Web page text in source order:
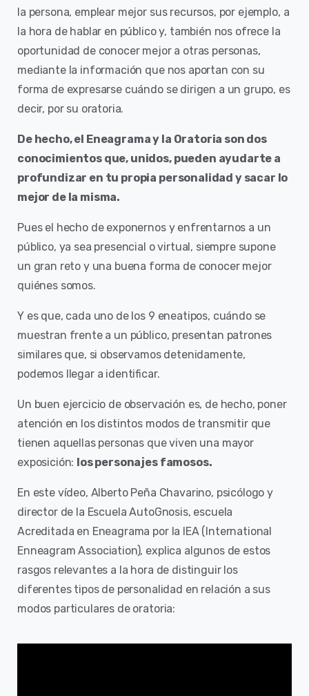
la persona, emplear mejor sus recursos, por ejemplo, a
la hora de hablar en público y, también nos ofrece la
oportunidad de conocer mejor a otras personas,
mediante la información que nos aportan con su
forma de expresarse cuándo se dirigen a un grupo, es
decir, por su oratoria.
De hecho, el Eneagrama y la Oratoria son dos
conocimientos que, unidos, pueden ayudarte a
profundizar en tu propia personalidad y sacar lo
mejor de la misma.
Pues el hecho de exponernos y enfrentarnos a un
público, ya sea presencial o virtual, siempre supone
un gran reto y una buena forma de conocer mejor
quiénes somos.
Y es que, cada uno de los 9 eneatipos, cuándo se
muestran frente a un público, presentan patrones
similares que, si observamos detenidamente,
podemos llegar a identificar.
Un buen ejercicio de observación es, de hecho, poner
atención en los distintos modos de transmitir que
tienen aquellas personas que viven una mayor
exposición: los personajes famosos.
En este vídeo, Alberto Peña Chavarino, psicólogo y
director de la Escuela AutoGnosis, escuela
Acreditada en Eneagrama por la IEA (International
Enneagram Association), explica algunos de estos
rasgos relevantes a la hora de distinguir los
diferentes tipos de personalidad en relación a sus
modos particulares de oratoria: